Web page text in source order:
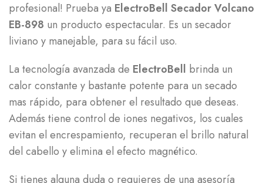
profesional! Prueba ya ElectroBell Secador Volcano
EB-898 un producto espectacular. Es un secador
liviano y manejable, para su fácil uso.
La tecnología avanzada de ElectroBell brinda un
calor constante y bastante potente para un secado
mas rápido, para obtener el resultado que deseas.
Además tiene control de iones negativos, los cuales
evitan el encrespamiento, recuperan el brillo natural
del cabello y elimina el efecto magnético.
Si tienes alguna duda o requieres de una asesoría